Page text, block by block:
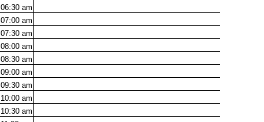
06:30 am
07:00 am
07:30 am
08:00 am
08:30 am
09:00 am
09:30 am
10:00 am
10:30 am